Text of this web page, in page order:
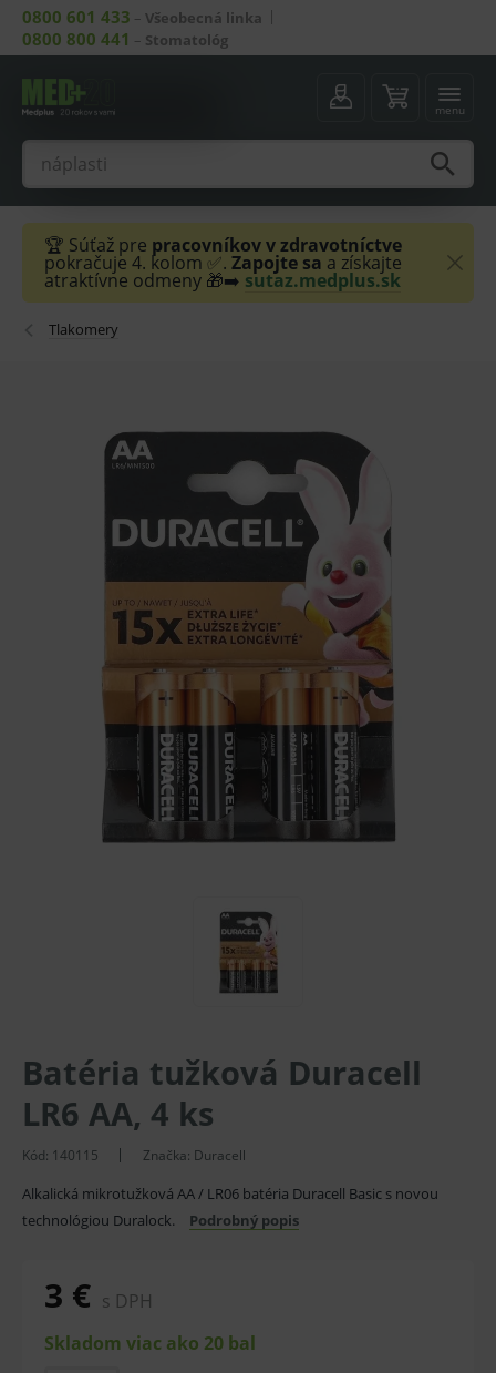
0800 601 433 – Všeobecná linka
0800 800 441 – Stomatológ
menu
🏆 Súťaž pre pracovníkov v zdravotníctve
pokračuje 4. kolom ✅. Zapojte sa a získajte
atraktívne odmeny 🎁➡️ sutaz.medplus.sk
Tlakomery
Batéria tužková Duracell
LR6 AA, 4 ks
Kód: 140115 Značka: Duracell
Alkalická mikrotužková AA / LR06 batéria Duracell Basic s novou
technológiou Duralock.
Podrobný popis
3 € s DPH
Skladom viac ako 20 bal